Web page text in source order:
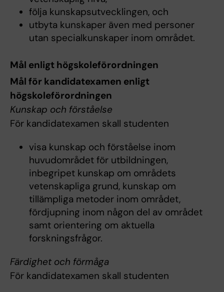
följa kunskapsutvecklingen, och
utbyta kunskaper även med personer
utan specialkunskaper inom området.
Mål enligt högskoleförordningen
Mål för kandidatexamen enligt
högskoleförordningen
Kunskap och förståelse
För kandidatexamen skall studenten
visa kunskap och förståelse inom
huvudområdet för utbildningen,
inbegripet kunskap om områdets
vetenskapliga grund, kunskap om
tillämpliga metoder inom området,
fördjupning inom någon del av området
samt orientering om aktuella
forskningsfrågor.
Färdighet och förmåga
För kandidatexamen skall studenten